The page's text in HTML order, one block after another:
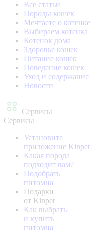
Все статьи
Породы кошек
Мечтаете о котенке
Выбираем котенка
Котенок дома
Здоровье кошек
Питание кошек
Поведение кошек
Уход и содержание
Новости
Сервисы
Сервисы
Установите
приложение Kinpet
Какая порода
подходит вам?
Подобрать
питомца
Подарки
от Kinpet
Как выбрать
и купить
питомца